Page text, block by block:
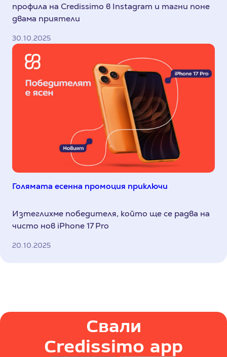
профила на Credissimo в Instagram и тагни поне
двама приятели
30.10.2025
Голямата есенна промоция приключи
Изтеглихме победителя, който ще се радва на
чисто нов iPhone 17 Pro
20.10.2025
Свали
Credissimo app